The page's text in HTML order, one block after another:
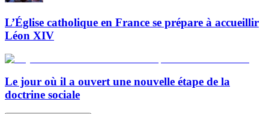
L’Église catholique en France se prépare à accueillir
Léon XIV
Le jour où il a ouvert une nouvelle étape de la
doctrine sociale